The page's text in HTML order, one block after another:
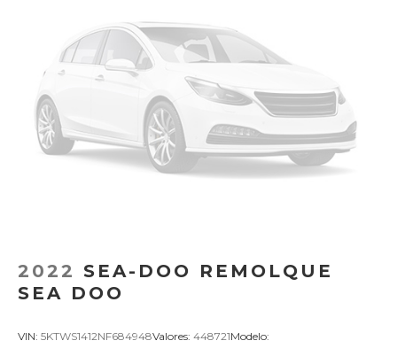
2022 SEA-DOO REMOLQUE
SEA DOO
VIN: 5KTWS1412NF684948Valores: 448721Modelo: